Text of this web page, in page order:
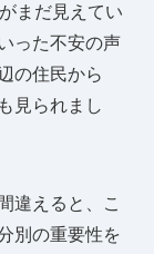
まだ見えてい
った不安の声
の住民から
見られまし
違えると、こ
別の重要性を